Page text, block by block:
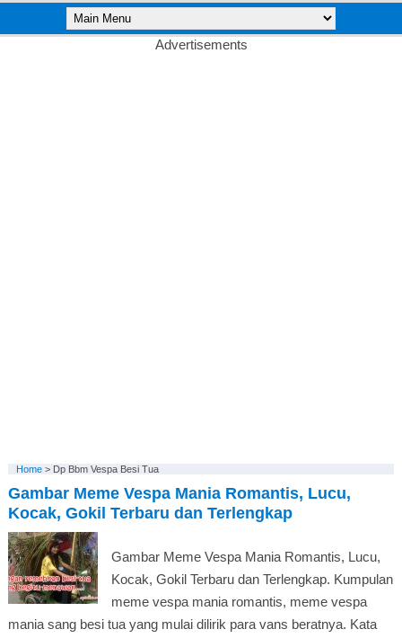
Advertisements
Home> Dp Bbm Vespa Besi Tua
Gambar Meme Vespa Mania Romantis, Lucu,
Kocak, Gokil Terbaru dan Terlengkap
Gambar Meme Vespa Mania Romantis, Lucu,
Kocak, Gokil Terbaru dan Terlengkap. Kumpulan
meme vespa mania romantis, meme vespa
mania sang besi tua yang mulai dilirik para vans beratnya. Kata